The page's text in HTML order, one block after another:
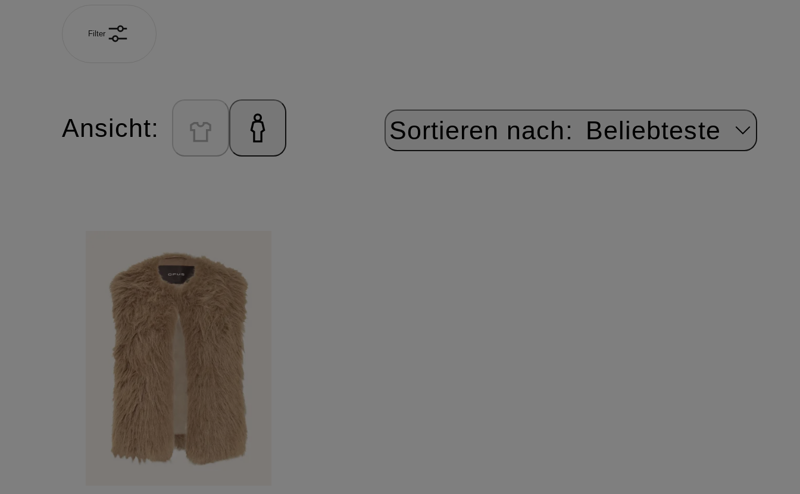
Filter
Ansicht: Sortieren nach: Beliebteste